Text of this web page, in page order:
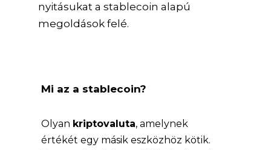
nyitásukat a stablecoin alapú
megoldások felé.
Mi az a stablecoin?
Olyan kriptovaluta, amelynek
értékét egy másik eszközhöz kötik.